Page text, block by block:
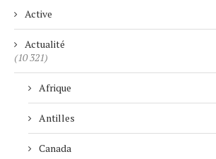
Active
Actualité
(10 321)
Afrique
Antilles
Canada